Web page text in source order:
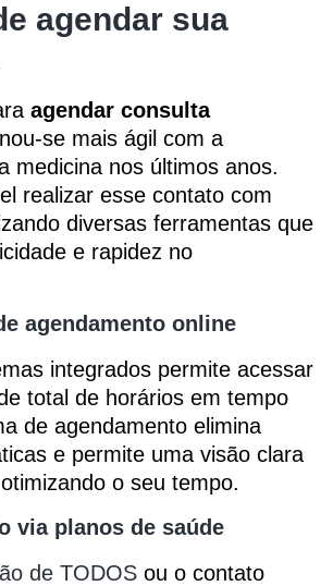
agendar sua
agendar consulta
se mais ágil com a
medicina nos últimos anos.
realizar esse contato com
diversas ferramentas que
e rapidez no
agendamento online
integrados permite acessar
total de horários em tempo
de agendamento elimina
e permite uma visão clara
o seu tempo.
via planos de saúde
de TODOS ou o contato